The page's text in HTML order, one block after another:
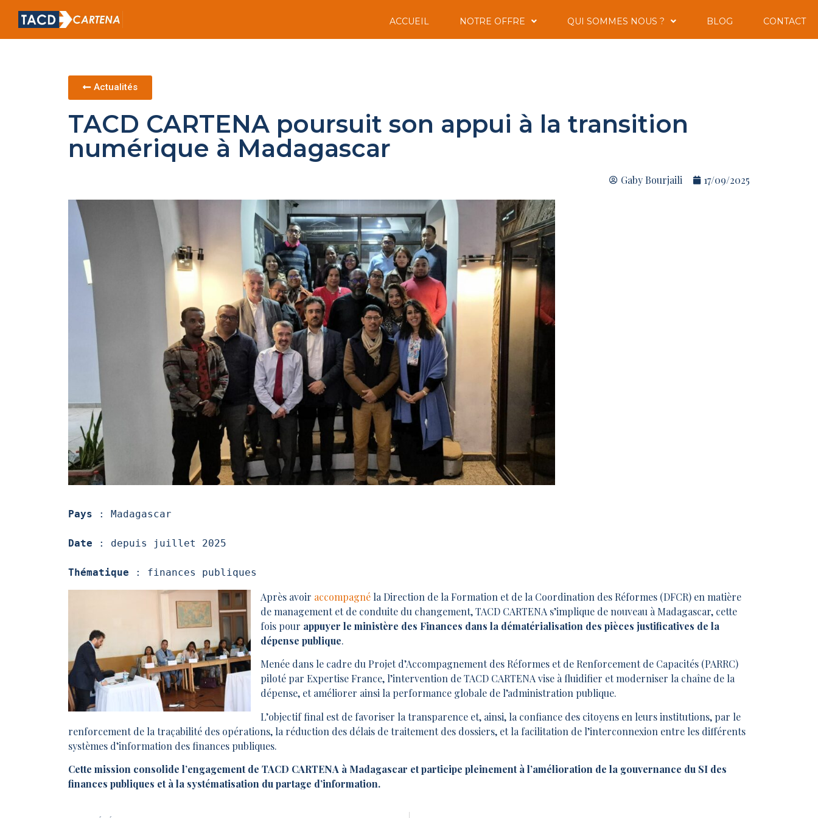
ACCUEIL NOTRE OFFRE QUI SOMMES NOUS ? BLOG CONTACT
Actualités
TACD CARTENA poursuit son appui à la transition
numérique à Madagascar
Gaby Bourjaili 17/09/2025
Pays : Madagascar
Date : depuis juillet 2025
Thématique : finances publiques
Après avoir accompagné la Direction de la Formation et de la Coordination des Réformes (DFCR) en matière
de management et de conduite du changement, TACD CARTENA s’implique de nouveau à Madagascar, cette
fois pour appuyer le ministère des Finances dans la dématérialisation des pièces justificatives de la
dépense publique.
Menée dans le cadre du Projet d’Accompagnement des Réformes et de Renforcement de Capacités (PARRC)
piloté par Expertise France, l’intervention de TACD CARTENA vise à fluidifier et moderniser la chaîne de la
dépense, et améliorer ainsi la performance globale de l’administration publique.
L’objectif final est de favoriser la transparence et, ainsi, la confiance des citoyens en leurs institutions, par le
renforcement de la traçabilité des opérations, la réduction des délais de traitement des dossiers, et la facilitation de l’interconnexion entre les différents
systèmes d’information des finances publiques.
Cette mission consolide l’engagement de TACD CARTENA à Madagascar et participe pleinement à l’amélioration de la gouvernance du SI des
finances publiques et à la systématisation du partage d’information.